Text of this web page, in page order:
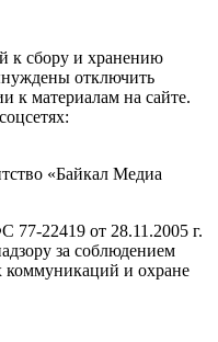
к сбору и хранению
отключить
к материалам на сайте.
«Байкал Медиа
22419 от 28.11.2005 г.
за соблюдением
коммуникаций и охране